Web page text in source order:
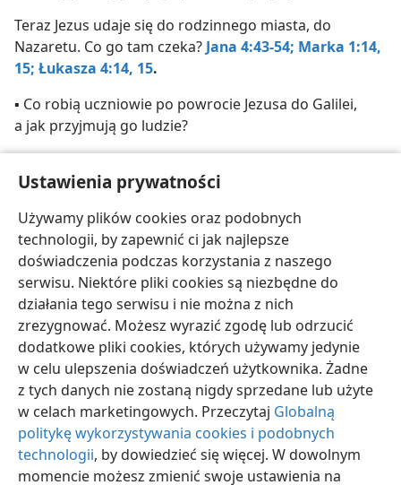
Ustawienia prywatności
Używamy plików cookies oraz podobnych
technologii, by zapewnić ci jak najlepsze
doświadczenia podczas korzystania z naszego
serwisu. Niektóre pliki cookies są niezbędne do
działania tego serwisu i nie można z nich
zrezygnować. Możesz wyrazić zgodę lub odrzucić
dodatkowe pliki cookies, których używamy jedynie
w celu ulepszenia doświadczeń użytkownika. Żadne
z tych danych nie zostaną nigdy sprzedane lub użyte
w celach marketingowych. Przeczytaj Globalną
politykę wykorzystywania cookies i podobnych
technologii, by dowiedzieć się więcej. W dowolnym
momencie możesz zmienić swoje ustawienia na
Teraz Jezus udaje się do rodzinnego miasta, do
Nazaretu. Co go tam czeka? Jana 4:43-54; Marka 1:14,
15; Łukasza 4:14, 15.
▪ Co robią uczniowie po powrocie Jezusa do Galilei,
a jak przyjmują go ludzie?
zainteresowane tą sprawą?
▪ Pod jakim względem Jezus wyróżnia Kanę?
polski Udostępnij Ustawienia
Copyright© 2026 Watch Tower Bible and Tract Society of Pennsylvania
Warunki użytkowania Polityka prywatności
Ustawienia prywatności
JW.ORG
Zaloguj